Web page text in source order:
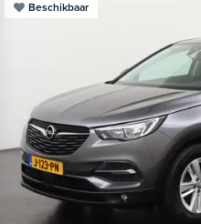
Beschikbaar